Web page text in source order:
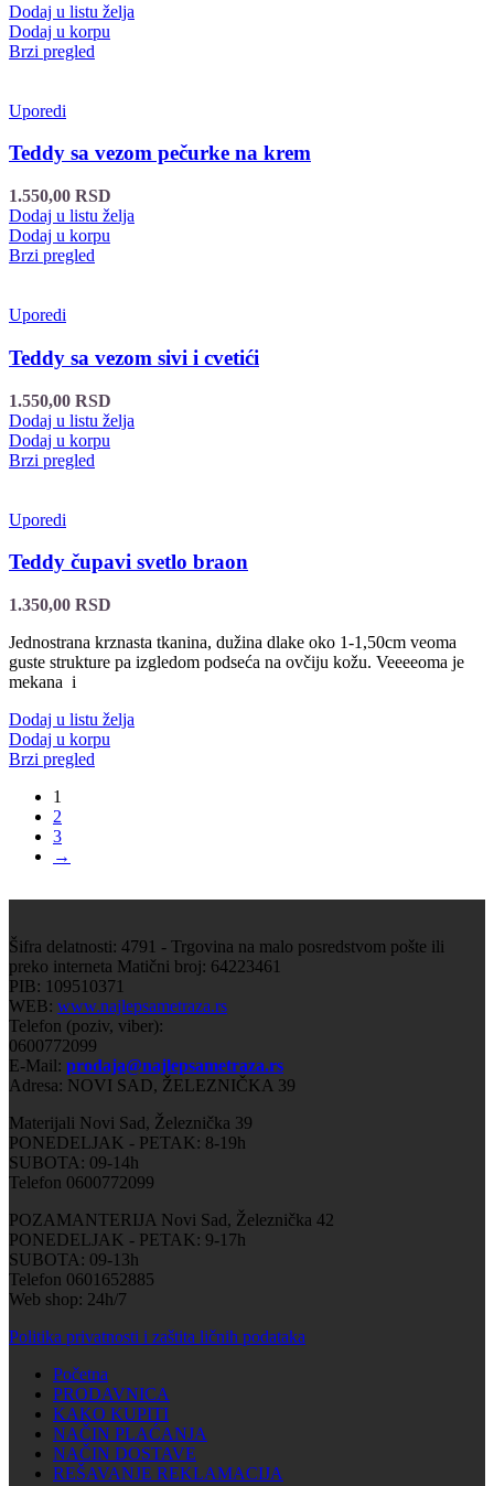
Dodaj u listu želja
Dodaj u korpu
Brzi pregled
Uporedi
Teddy sa vezom pečurke na krem
1.550,00 RSD
Dodaj u listu želja
Dodaj u korpu
Brzi pregled
Uporedi
Teddy sa vezom sivi i cvetići
1.550,00 RSD
Dodaj u listu želja
Dodaj u korpu
Brzi pregled
Uporedi
Teddy čupavi svetlo braon
1.350,00 RSD
Jednostrana krznasta tkanina, dužina dlake oko 1-1,50cm veoma
guste strukture pa izgledom podseća na ovčiju kožu. Veeeeoma je
mekana i
Dodaj u listu želja
Dodaj u korpu
Brzi pregled
1
2
3
→
Šifra delatnosti: 4791 - Trgovina na malo posredstvom pošte ili
preko interneta Matični broj: 64223461
PIB: 109510371
WEB: www.najlepsametraza.rs
Telefon (poziv, viber):
0600772099
E-Mail: prodaja@najlepsametraza.rs
Adresa: NOVI SAD, ŽELEZNIČKA 39
Materijali Novi Sad, Železnička 39
PONEDELJAK - PETAK: 8-19h
SUBOTA: 09-14h
Telefon 0600772099
POZAMANTERIJA Novi Sad, Železnička 42
PONEDELJAK - PETAK: 9-17h
SUBOTA: 09-13h
Telefon 0601652885
Web shop: 24h/7
Politika privatnosti i zaštita ličnih podataka
Početna
PRODAVNICA
KAKO KUPITI
NAČIN PLAĆANJA
NAČIN DOSTAVE
REŠAVANJE REKLAMACIJA